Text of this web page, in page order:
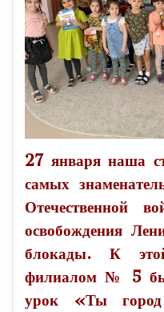
27 января наша
самых
Отечественной
освобождения
блокады. К
филиалом № 5
урок «Ты